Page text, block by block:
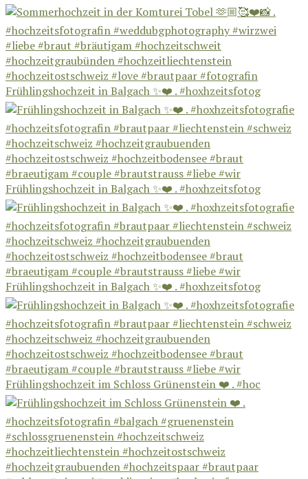
Frühlingshochzeit in Balgach ✨❤️ . #hoxhzeitsfotog
Frühlingshochzeit in Balgach ✨❤️ . #hoxhzeitsfotog
Frühlingshochzeit in Balgach ✨❤️ . #hoxhzeitsfotog
Frühlingshochzeit im Schloss Grünenstein ❤️ . #hoc